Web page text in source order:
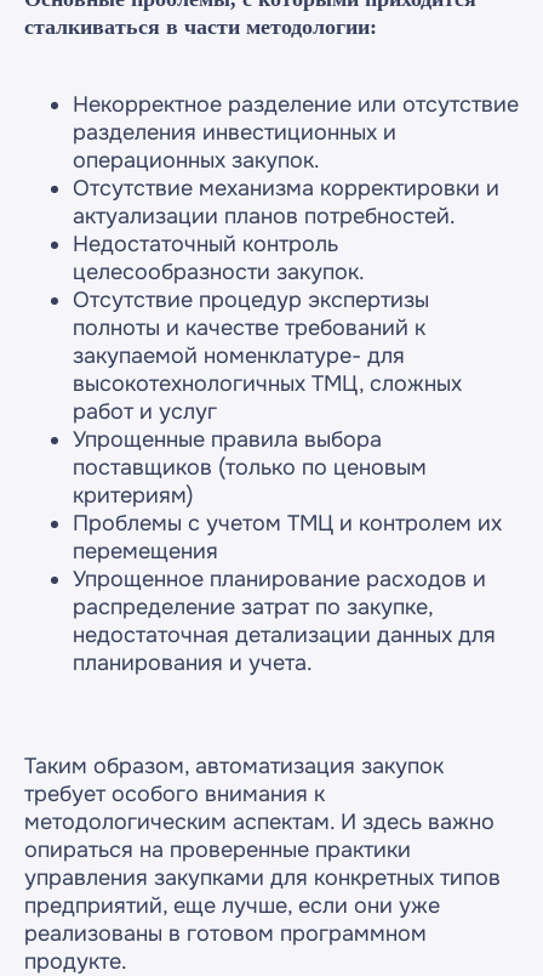
сталкиваться в части методологии:
Некорректное разделение или отсутствие
разделения инвестиционных и
операционных закупок.
Отсутствие механизма корректировки и
актуализации планов потребностей.
Недостаточный контроль
целесообразности закупок.
Отсутствие процедур экспертизы
полноты и качестве требований к
закупаемой номенклатуре- для
высокотехнологичных ТМЦ, сложных
работ и услуг
Упрощенные правила выбора
поставщиков (только по ценовым
критериям)
Проблемы с учетом ТМЦ и контролем их
перемещения
Упрощенное планирование расходов и
распределение затрат по закупке,
недостаточная детализации данных для
планирования и учета.
Таким образом, автоматизация закупок
требует особого внимания к
методологическим аспектам. И здесь важно
опираться на проверенные практики
управления закупками для конкретных типов
предприятий, еще лучше, если они уже
реализованы в готовом программном
продукте.